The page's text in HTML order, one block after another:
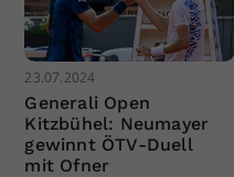
23.07.2024
Generali Open
Kitzbühel: Neumayer
gewinnt ÖTV-Duell
mit Ofner